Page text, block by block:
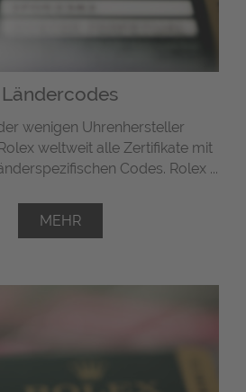
Ländercodes
wenigen Uhrenhersteller
weltweit alle Zertifikate mit
Codes. Rolex ...
MEHR